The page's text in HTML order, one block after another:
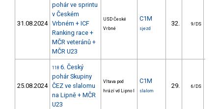
31.08.2024
pohár ve sprintu
v Českém
Vrbném + ICF
Ranking race +
MČR veteránů +
MČR U23
USD České
Vrbné
C1M
sjezd
32. 9/DS
25.08.2024
118 6. Český
pohár Skupiny
ČEZ ve slalomu
na Lipně + MČR
U23
Vltava pod
hrází vd Lipno I
C1M
slalom
29. 6/DS